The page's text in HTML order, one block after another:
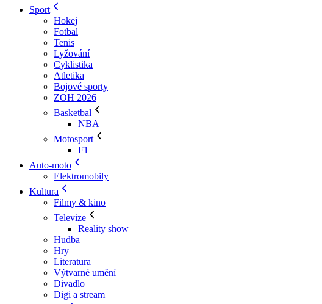
Sport
Hokej
Fotbal
Tenis
Lyžování
Cyklistika
Atletika
Bojové sporty
ZOH 2026
Basketbal
NBA
Motosport
F1
Auto-moto
Elektromobily
Kultura
Filmy & kino
Televize
Reality show
Hudba
Hry
Literatura
Výtvarné umění
Divadlo
Digi a stream